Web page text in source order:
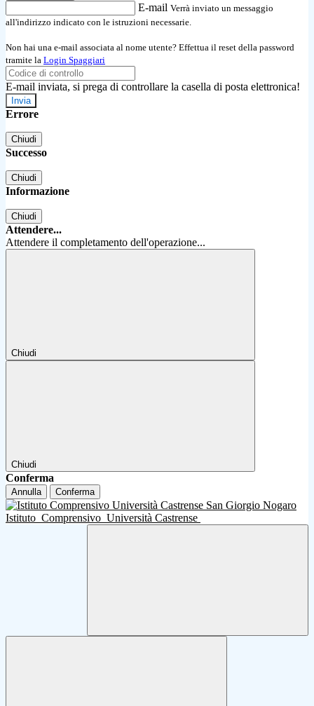
E-mail Verrà inviato un messaggio
all'indirizzo indicato con le istruzioni necessarie.
Non hai una e-mail associata al nome utente? Effettua il reset della password
tramite la Login Spaggiari
E-mail inviata, si prega di controllare la casella di posta elettronica!
Errore
Chiudi
Successo
Chiudi
Informazione
Chiudi
Attendere...
Attendere il completamento dell'operazione...
Chiudi
Chiudi
Conferma
Annulla Conferma
Istituto Comprensivo Università Castrense